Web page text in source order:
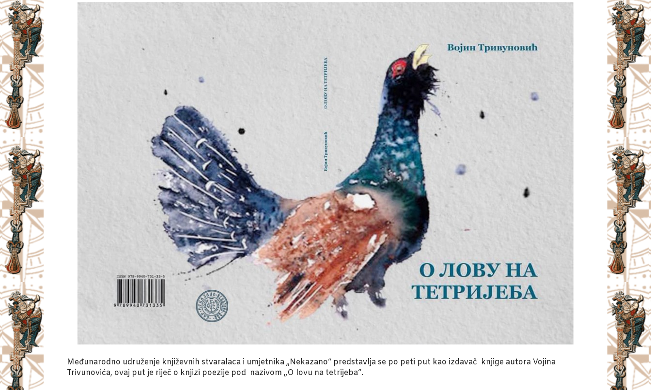
Međunarodno udruženje književnih stvaralaca i umjetnika „Nekazano“ predstavlja se po peti put kao izdavač knjige autora Vojina
Trivunovića, ovaj put je riječ o knjizi poezije pod nazivom „O lovu na tetrijeba“.